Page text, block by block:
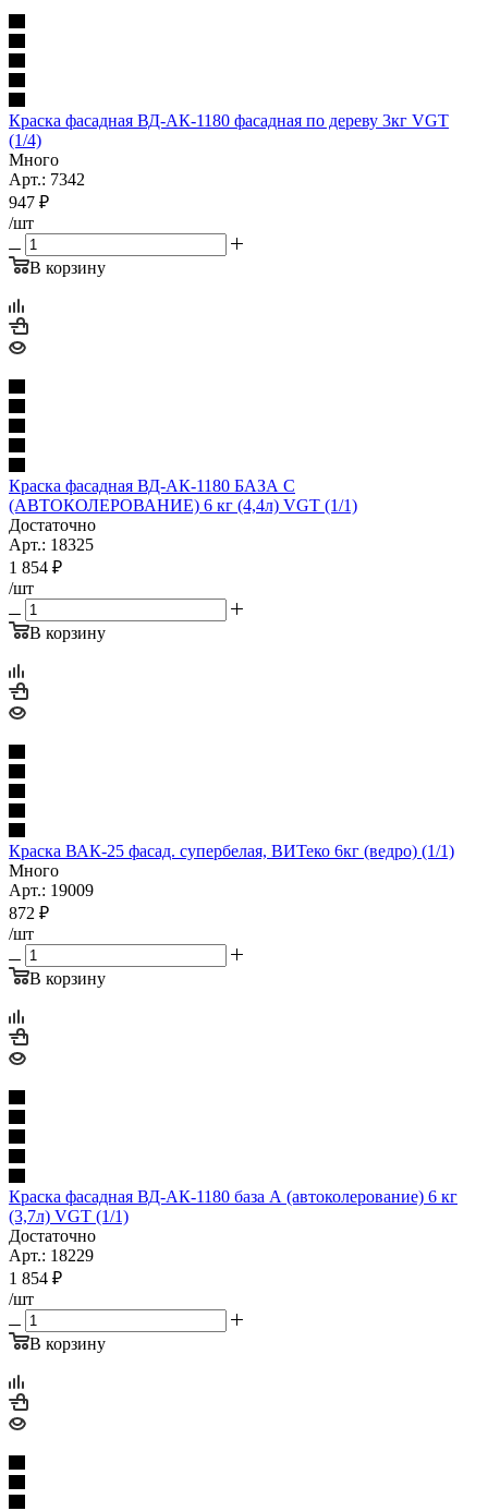
Краска фасадная ВД-АК-1180 фасадная по дереву 3кг VGT
(1/4)
Много
Арт.: 7342
947 ₽
/шт
В корзину
Краска фасадная ВД-АК-1180 БАЗА C
(АВТОКОЛЕРОВАНИЕ) 6 кг (4,4л) VGT (1/1)
Достаточно
Арт.: 18325
1 854 ₽
/шт
В корзину
Краска ВАК-25 фасад. супербелая, ВИТеко 6кг (ведро) (1/1)
Много
Арт.: 19009
872 ₽
/шт
В корзину
Краска фасадная ВД-АК-1180 база А (автоколерование) 6 кг
(3,7л) VGT (1/1)
Достаточно
Арт.: 18229
1 854 ₽
/шт
В корзину